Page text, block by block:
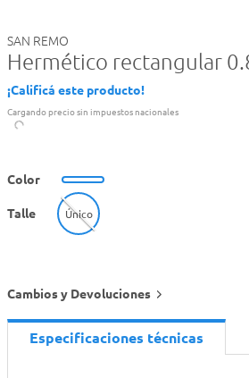
SAN REMO
Hermético rectangular
¡Calificá este producto!
Cargando precio sin impuestos nacionales
Color
Talle Único
Cambios y Devoluciones
Especificaciones técnicas